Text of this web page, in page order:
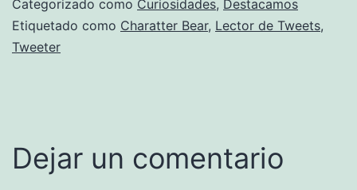
Categorizado como Curiosidades, Destacamos
Etiquetado como Charatter Bear, Lector de Tweets,
Tweeter
Dejar un comentario